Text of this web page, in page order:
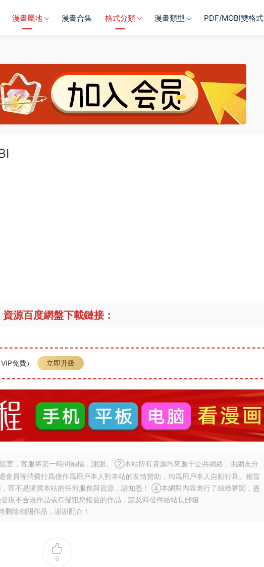
漫畫屬地 漫畫合集 格式分類 漫畫類型 PDF/MOBI雙格式
資源百度網盤下載鏈接：
VIP免費） 立即升級
言，客服将第一時間補檔，謝謝。 ②本站所有資源均來源于公共網絡，由網友分
員等消費行爲僅作爲用戶本人對本站的友情贊助，均爲用戶本人自願行爲。相當
而不是購買本站的任何服務與資源，請知悉！ ④本網對内容進行了細緻審閱，盡
現不合規作品或有侵犯您權益的作品，請及時發件給站長郵箱
删除相關作品，謝謝配合！
0